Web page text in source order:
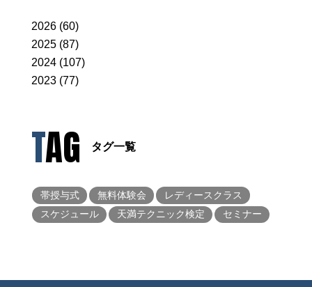
2026 (60)
2025 (87)
2024 (107)
2023 (77)
TAG タグ一覧
帯授与式 無料体験会
レディースクラス
スケジュール
天満テクニック検定 セミナー